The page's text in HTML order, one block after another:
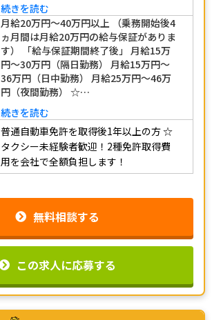
続きを読む
月給20万円～40万円以上 （乗務開始後4
ヵ月間は月給20万円の給与保証がありま
す） 「給与保証期間終了後」 月給15万
円～30万円（隔日勤務） 月給15万円～
36万円（日中勤務） 月給25万円～46万
円（夜間勤務） ☆…
続きを読む
普通自動車免許を取得後1年以上の方☆
タクシー未経験者歓迎！2種免許取得費
用を会社で全額負担します！
無料相談する
この求人に応募する